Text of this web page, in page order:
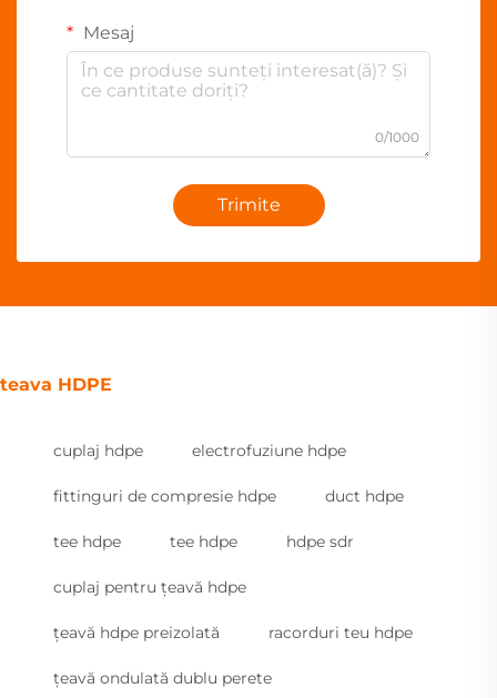
Mesaj
0/1000
Trimite
teava HDPE
cuplaj hdpe electrofuziune hdpe
fittinguri de compresie hdpe duct hdpe
tee hdpe tee hdpe hdpe sdr
cuplaj pentru țeavă hdpe
țeavă hdpe preizolată racorduri teu hdpe
țeavă ondulată dublu perete